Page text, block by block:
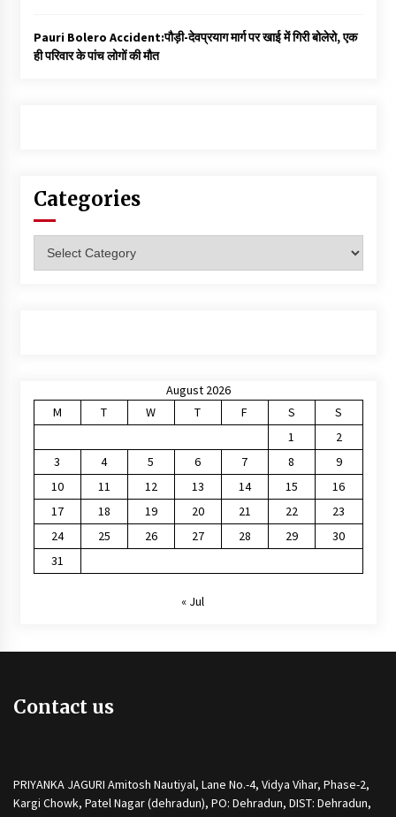
Pauri Bolero Accident:पौड़ी-देवप्रयाग मार्ग पर खाई में गिरी बोलेरो, एक
ही परिवार के पांच लोगों की मौत
Categories
August 2026
M
T W T F S
S
1
2
3
4 5 6 7 8
9
10
11 12 13 14 15
16
17
18 19 20 21 22
23
24
25 26 27 28 29
30
31
« Jul
Contact us
PRIYANKA JAGURI Amitosh Nautiyal, Lane No.-4, Vidya Vihar, Phase-2,
Kargi Chowk, Patel Nagar (dehradun), PO: Dehradun, DIST: Dehradun,